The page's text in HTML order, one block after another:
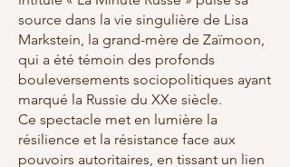
source dans la vie singulière de Lisa
Markstein, la grand-mère de Zaïmoon,
qui a été témoin des profonds
bouleversements sociopolitiques ayant
marqué la Russie du XXe siècle.
Ce spectacle met en lumière la
résilience et la résistance face aux
pouvoirs autoritaires, en tissant un lien